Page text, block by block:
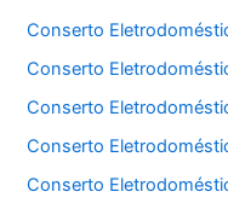
Conserto
Conserto
Conserto
Conserto
Conserto